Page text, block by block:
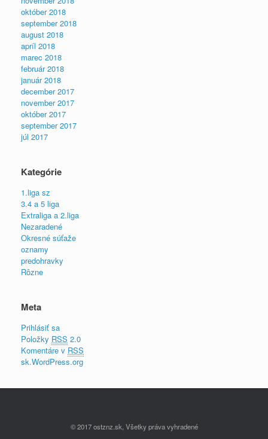
október 2018
september 2018
august 2018
apríl 2018
marec 2018
február 2018
január 2018
december 2017
november 2017
október 2017
september 2017
júl 2017
Kategórie
1.liga sz
3.4 a 5 liga
Extraliga a 2.liga
Nezaradené
Okresné súťaže
oznamy
predohravky
Rôzne
Meta
Prihlásiť sa
Položky RSS 2.0
Komentáre v RSS
sk.WordPress.org
© 2017 ostznz.sk, Všetky práva vyhradené